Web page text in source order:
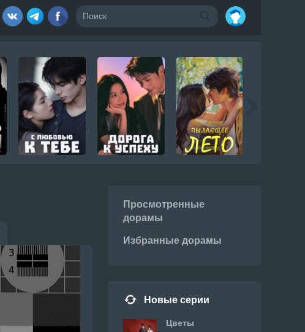
Просмотренные
дорамы
Избранные дорамы
Новые серии
Цветы